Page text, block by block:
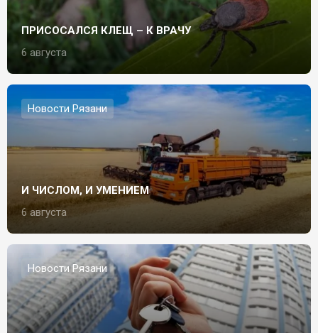
ПРИСОСАЛСЯ КЛЕЩ – К ВРАЧУ
6 августа
Новости Рязани
И ЧИСЛОМ, И УМЕНИЕМ
6 августа
Новости Рязани